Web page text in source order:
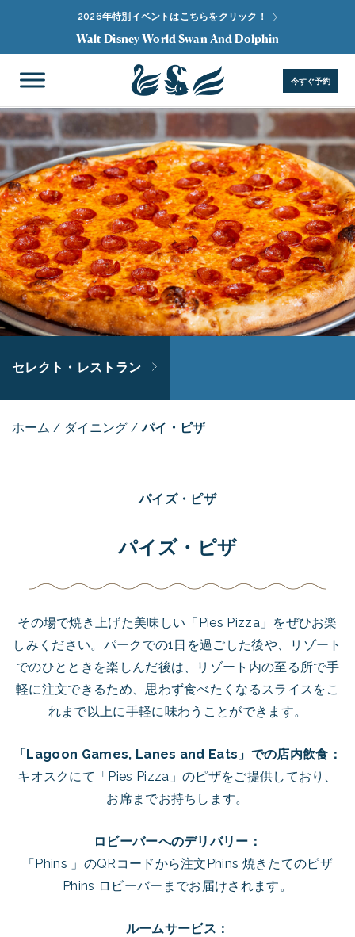
2026年特別イベントはこちらをクリック！
Walt Disney World Swan And Dolphin
今すぐ予約
セレクト・レストラン
ホーム / ダイニング /パイ・ピザ
パイズ・ピザ
パイズ・ピザ
その場で焼き上げた美味しい「Pies Pizza」をぜひお楽
しみください。パークでの1日を過ごした後や、リゾート
でのひとときを楽しんだ後は、リゾート内の至る所で手
軽に注文できるため、思わず食べたくなるスライスをこ
れまで以上に手軽に味わうことができます。
「Lagoon Games, Lanes and Eats」での店内飲食：
キオスクにて「Pies Pizza」のピザをご提供しており、
お席までお持ちします。
ロビーバーへのデリバリー：
「Phins 」のQRコードから注文Phins 焼きたてのピザ
Phins ロビーバーまでお届けされます。
ルームサービス：